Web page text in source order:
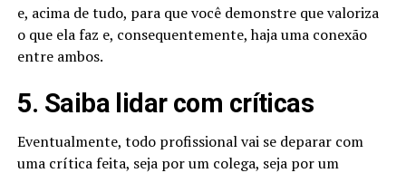
e, acima de tudo, para que você demonstre que valoriza
o que ela faz e, consequentemente, haja uma conexão
entre ambos.
5. Saiba lidar com críticas
Eventualmente, todo profissional vai se deparar com
uma crítica feita, seja por um colega, seja por um